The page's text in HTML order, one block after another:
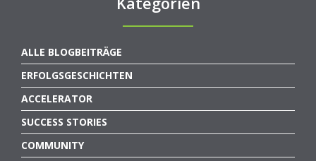
ALLE BLOGBEITRÄGE
ERFOLGSGESCHICHTEN
ACCELERATOR
SUCCESS STORIES
COMMUNITY